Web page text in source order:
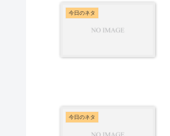
今日のネタ
今日のネタ